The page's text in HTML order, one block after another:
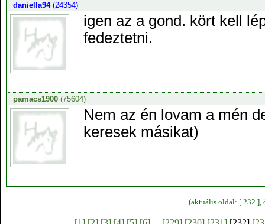
daniella94(24354)
igen az a gond. kört kell
fedeztetni.
pamacs1900(75604)
Nem az én lovam a mén
keresek másikat)
(aktuális oldal: [ 232 ],